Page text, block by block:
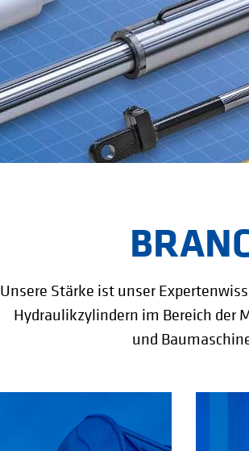
Unsere Stärke ist unser
Hydraulikzylindern im Bereich der
und